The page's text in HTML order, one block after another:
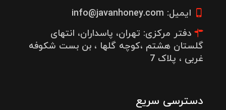
ایمیل: info@javanhoney.com
دفتر مرکزی: تهران، پاسداران، انتهای
گلستان هشتم ،کوچه گلها ، بن بست شکوفه
غربی ، پلاک 7
دسترسی سریع